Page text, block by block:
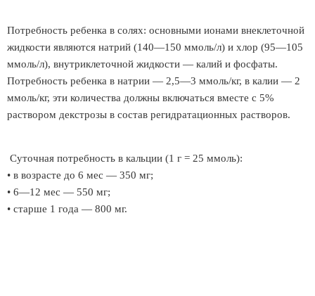
Потребность ребенка в солях: основными ионами внеклеточной
жидкости являются натрий (140—150 ммоль/л) и хлор (95—105
ммоль/л), внутриклеточной жидкости — калий и фосфаты.
Потребность ребенка в натрии — 2,5—3 ммоль/кг, в калии — 2
ммоль/кг, эти количества должны включаться вместе с 5%
раствором декстрозы в состав регидратационных растворов.
Суточная потребность в кальции (1 г = 25 ммоль):
• в возрасте до 6 мес — 350 мг;
• 6—12 мес — 550 мг;
• старше 1 года — 800 мг.